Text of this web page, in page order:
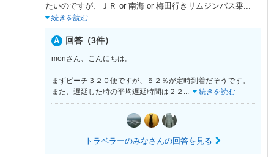
たいのですが、ＪＲ or 南海 or 梅田行きリムジンバス乗...
続きを読む
回答（3件）
monさん、こんにちは。
まずピーチ３２０便ですが、５２％が定時到着だそうです。
また、遅延した時の平均遅延時間は２２
続きを読む
トラベラーのみなさんの回答を見る